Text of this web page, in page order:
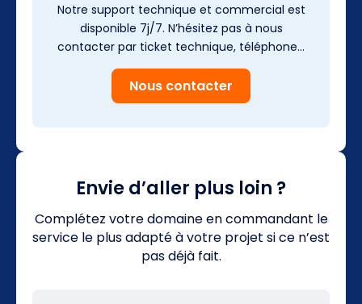
Notre support technique et commercial est
disponible 7j/7. N’hésitez pas à nous
contacter par ticket technique, téléphone…
Nous contacter
Envie d’aller plus loin ?
Complétez votre domaine en commandant le
service le plus adapté à votre projet si ce n’est
pas déjà fait.